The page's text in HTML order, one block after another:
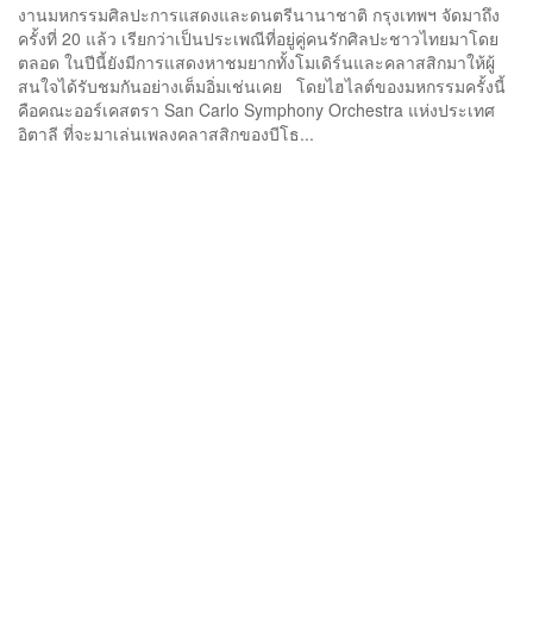
งานมหกรรมศิลปะการแสดงและดนตรีนานาชาติ กรุงเทพฯ จัดมาถึง
ครั้งที่ 20 แล้ว เรียกว่าเป็นประเพณีที่อยู่คู่คนรักศิลปะชาวไทยมาโดย
ตลอด ในปีนี้ยังมีการแสดงหาชมยากทั้งโมเดิร์นและคลาสสิกมาให้ผู้
สนใจได้รับชมกันอย่างเต็มอิ่มเช่นเคย โดยไฮไลต์ของมหกรรมครั้งนี้
คือคณะออร์เคสตรา San Carlo Symphony Orchestra แห่งประเทศ
อิตาลี ที่จะมาเล่นเพลงคลาสสิกของบีโธ...